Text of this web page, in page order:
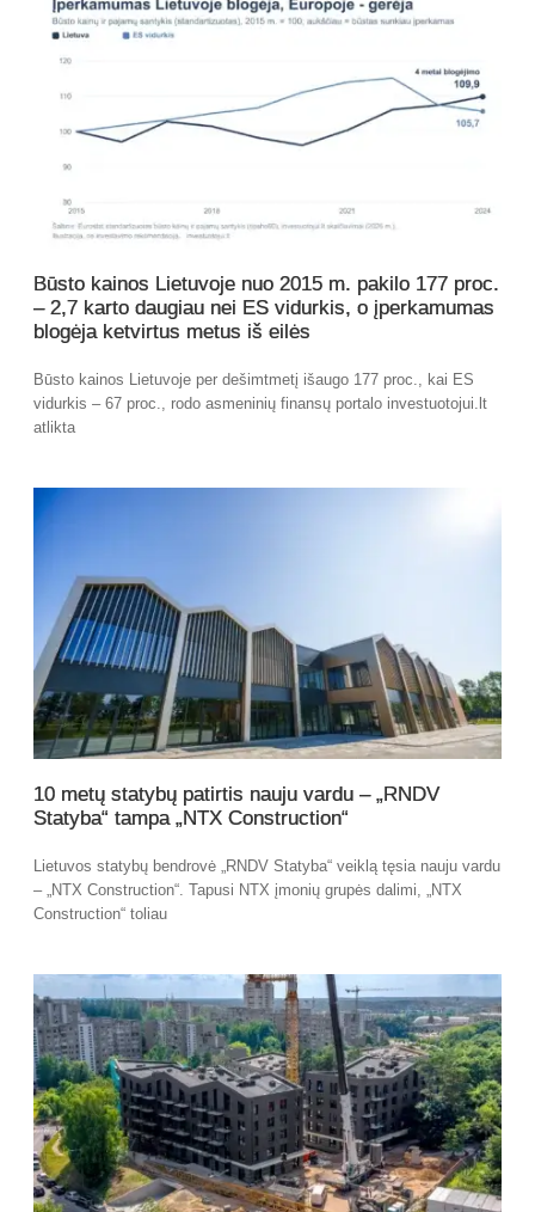
Būsto kainos Lietuvoje nuo 2015 m. pakilo 177 proc.
– 2,7 karto daugiau nei ES vidurkis, o įperkamumas
blogėja ketvirtus metus iš eilės
Būsto kainos Lietuvoje per dešimtmetį išaugo 177 proc., kai ES
vidurkis – 67 proc., rodo asmeninių finansų portalo investuotojui.lt
atlikta
10 metų statybų patirtis nauju vardu – „RNDV
Statyba“ tampa „NTX Construction“
Lietuvos statybų bendrovė „RNDV Statyba“ veiklą tęsia nauju vardu
– „NTX Construction“. Tapusi NTX įmonių grupės dalimi, „NTX
Construction“ toliau